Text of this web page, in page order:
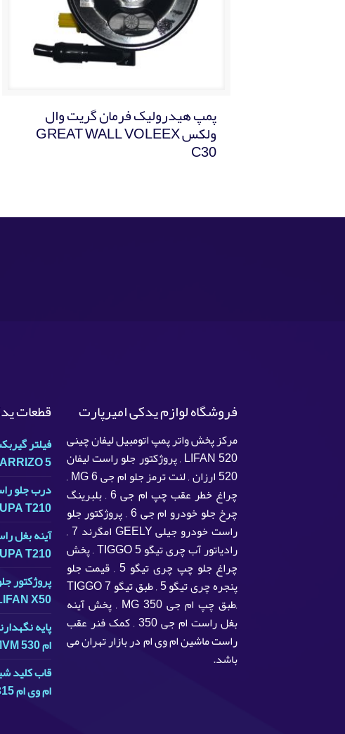
پمپ هيدروليک فرمان گریت وال
ولکس GREAT WALL VOLEEX
C30
فروشگاه لوازم یدکی امیرپارت
مرکز پخش واتر پمپ اتومبیل لیفان چینی
LIFAN 520 , پروژکتور جلو راست لیفان
520 ارزان , لنت ترمز جلو ام جی MG 6 ,
چراغ خطر عقب چپ ام جی 6 , بلبرینگ
چرخ جلو خودرو ام جی 6 , پروژکتور جلو
راست خودرو جیلی GEELY امگرند 7 ,
رادیاتور آب چری تیگو TIGGO 5 , پخش
چراغ جلو چپ چری تیگو 5 , قیمت جلو
پنجره چری تیگو 5 , طبق تیگو TIGGO 7
,طبق چپ ام جی MG 350 , پخش آینه
بغل راست ام جی 350 , کمک فنر عقب
راست ماشین ام وی ام در بازار تهران می
باشد.
قطعات
فیلتر
ARRIZO 5
درب جلو
T210
آینه بغل
T210
پروژکتور
X50
پایه
ام MVM 530
قاب کلید
ام وی ام MVM 315